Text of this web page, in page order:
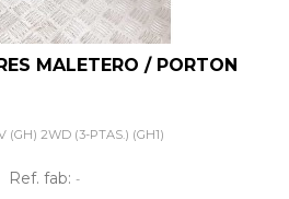
MALETERO / PORTON
(GH) 2WD (3-PTAS.) (GH1)
Ref. fab: -